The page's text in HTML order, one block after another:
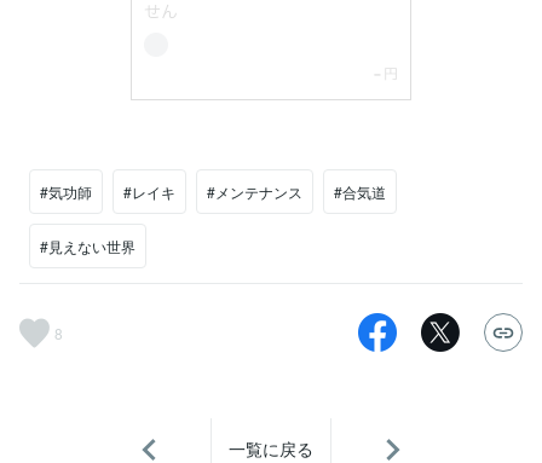
#気功師 #レイキ #メンテナンス #合気道
#見えない世界
8
一覧に戻る